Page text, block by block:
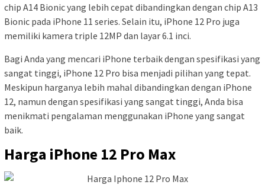
chip A14 Bionic yang lebih cepat dibandingkan dengan chip A13
Bionic pada iPhone 11 series. Selain itu, iPhone 12 Pro juga
memiliki kamera triple 12MP dan layar 6.1 inci.
Bagi Anda yang mencari iPhone terbaik dengan spesifikasi yang
sangat tinggi, iPhone 12 Pro bisa menjadi pilihan yang tepat.
Meskipun harganya lebih mahal dibandingkan dengan iPhone
12, namun dengan spesifikasi yang sangat tinggi, Anda bisa
menikmati pengalaman menggunakan iPhone yang sangat
baik.
Harga iPhone 12 Pro Max